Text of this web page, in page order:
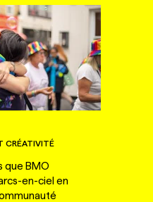
CRÉATIVITÉ
que BMO
en-ciel en